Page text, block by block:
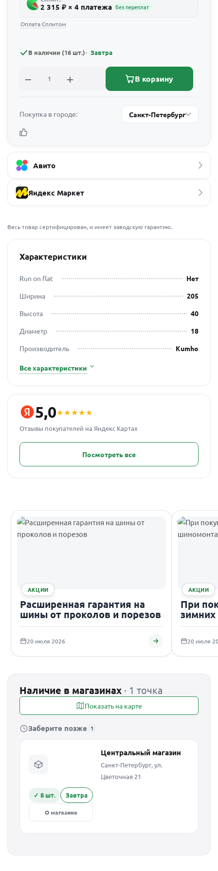
2 315 ₽ × 4 платежа без переплат
Оплата Сплитом
В наличии (16 шт.) Завтра
В корзину
Покупка в городе: Санкт-Петербург
Авито
Яндекс Маркет
Весь товар сертифицирован, и имеет заводскую гарантию.
Характеристики
Run on flat
Нет
Ширина
205
Высота
40
Диаметр
18
Производитель
Kumho
Все характеристики
5,0★★★★★
Отзывы покупателей на Яндекс Картах
Посмотреть все
АКЦИИ
Расширенная гарантия на
шины от проколов и порезов
20 июля 2026
АКЦИИ
При
20 июля
Наличие в магазинах · 1 точка
Показать на карте
Заберите позже 1
Центральный магазин
Санкт-Петербург, ул.
Цветочная 21
✓ 8 шт. Завтра
О магазине